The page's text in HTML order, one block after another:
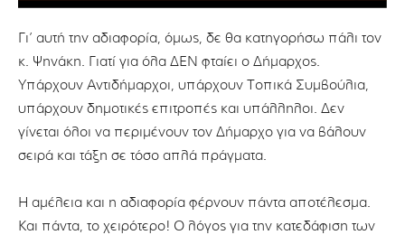
Γι’ αυτή την αδιαφορία, όμως, δε θα κατηγορήσω πάλι τον
κ. Ψηνάκη. Γιατί για όλα ΔΕΝ φταίει ο Δήμαρχος.
Υπάρχουν Αντιδήμαρχοι, υπάρχουν Τοπικά Συμβούλια,
υπάρχουν δημοτικές επιτροπές και υπάλληλοι. Δεν
γίνεται όλοι να περιμένουν τον Δήμαρχο για να βάλουν
σειρά και τάξη σε τόσο απλά πράγματα.
Η αμέλεια και η αδιαφορία φέρνουν πάντα αποτέλεσμα.
Και πάντα, το χειρότερο! Ο λόγος για την κατεδάφιση των